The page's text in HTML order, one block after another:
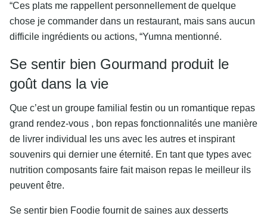
“Ces plats me rappellent personnellement de quelque
chose je commander dans un restaurant, mais sans aucun
difficile ingrédients ou actions, “Yumna mentionné.
Se sentir bien Gourmand produit le
goût dans la vie
Que c’est un groupe familial festin ou un romantique repas
grand rendez-vous , bon repas fonctionnalités une manière
de livrer individual les uns avec les autres et inspirant
souvenirs qui dernier une éternité. En tant que types avec
nutrition composants faire fait maison repas le meilleur ils
peuvent être.
Se sentir bien Foodie fournit de saines aux desserts